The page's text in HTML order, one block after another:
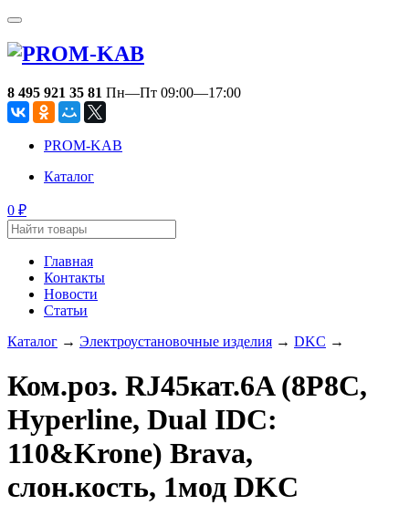
8 495 921 35 81 Пн—Пт 09:00—17:00
PROM-KAB
Каталог
0 ₽
Главная
Контакты
Новости
Статьи
Каталог → Электроустановочные изделия → DKC →
Ком.роз. RJ45кат.6A (8P8C,
Hyperline, Dual IDC:
110&Krone) Brava,
слон.кость, 1мод DKC